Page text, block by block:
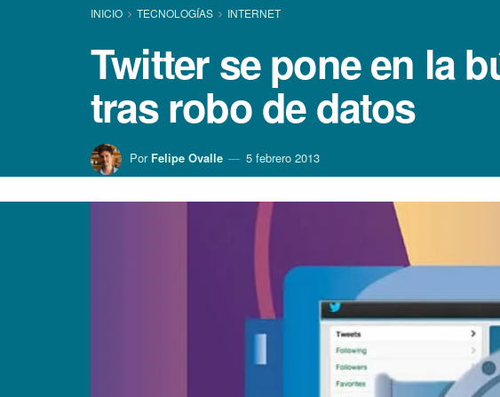
INICIO TECNOLOGÍ­AS INTERNET
Twitter se pone en la
tras robo de datos
Por Felipe Ovalle 5 febrero 2013